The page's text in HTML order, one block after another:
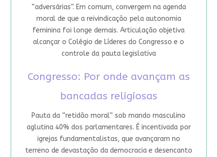
“adversárias”. Em comum, convergem na agenda
moral de que a reivindicação pela autonomia
feminina foi longe demais. Articulação objetiva
alcançar o Colégio de Líderes do Congresso e o
controle da pauta legislativa
Congresso: Por onde avançam as
bancadas religiosas
Pauta da “retidão moral” sob mando masculino
aglutina 40% dos parlamentares. É incentivada por
igrejas fundamentalistas, que avançaram no
terreno de devastação da democracia e desencanto